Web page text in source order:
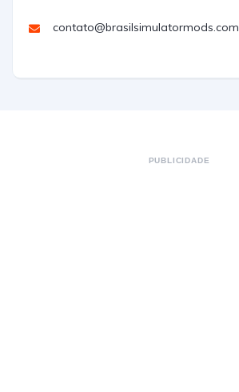
contato@brasilsimulatormods.com
PUBLICIDADE